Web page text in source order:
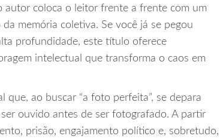
autor coloca o leitor frente a frente com um
memória coletiva. Se você já se pegou
profundidade, este título oferece
intelectual que transforma o caos em
ao buscar “a foto perfeita”, se depara
ouvido antes de ser fotografado. A partir
prisão, engajamento político e, sobretudo,